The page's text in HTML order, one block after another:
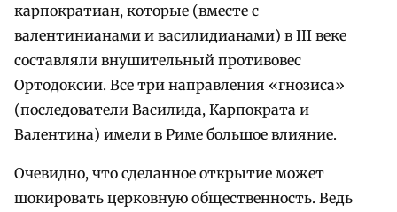
карпократиан, которые (вместе с
валентинианами и василидианами) в III веке
составляли внушительный противовес
Ортодоксии. Все три направления «гнозиса»
(последователи Василида, Карпократа и
Валентина) имели в Риме большое влияние.
Очевидно, что сделанное открытие может
шокировать церковную общественность. Ведь